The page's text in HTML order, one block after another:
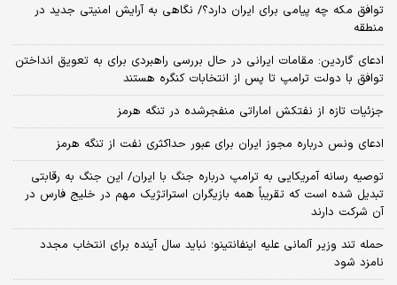
توافق مکه چه پیامی برای ایران دارد؟/ نگاهی به آرایش امنیتی جدید در
منطقه
ادعای گاردین: مقامات ایرانی در حال بررسی راهبردی برای به تعویق انداختن
توافق با دولت ترامپ تا پس از انتخابات کنگره هستند
جزئیات تازه از نفتکش اماراتی منفجرشده در تنگه هرمز
ادعای ونس درباره مجوز ایران برای عبور حداکثری نفت از تنگه هرمز
توصیه رسانه آمریکایی به ترامپ درباره جنگ با ایران/ این جنگ به رقابتی
تبدیل شده است که تقریباً همه بازیگران استراتژیک مهم در خلیج فارس در
آن شرکت دارند
حمله تند وزیر آلمانی علیه اینفانتینو؛ نباید سال آینده برای انتخاب مجدد
نامزد شود